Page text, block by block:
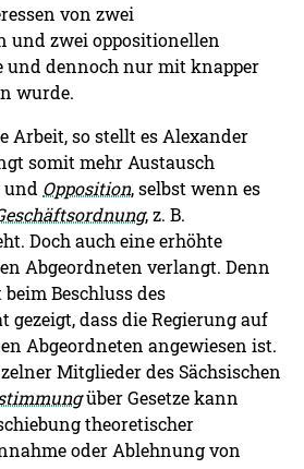
von zwei
und zwei oppositionellen
und dennoch nur mit knapper
wurde.
Arbeit, so stellt es Alexander
somit mehr Austausch
und Opposition, selbst wenn es
, z. B.
Doch auch eine erhöhte
Abgeordneten verlangt. Denn
Beschluss des
gezeigt, dass die Regierung auf
Abgeordneten angewiesen ist.
Mitglieder des Sächsischen
über Gesetze kann
theoretischer
oder Ablehnung von